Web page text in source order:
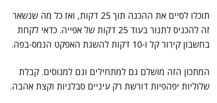
תוכלו לסיים את ההכנה תוך 25 דקות, ואז כל מה שנשאר
זה להכניס לתנור בעוד 25 דקות של אפייה. כדאי לקחת
בחשבון קירור קל ו-10 דקות להשגת האפקט הנמס-בפה.
המתכון הזה מושלם גם למתחילים וגם למנוסים. קבלת
שלוליות יפהפיות דורשת רק עיניים סבלניות וקצת אהבה.